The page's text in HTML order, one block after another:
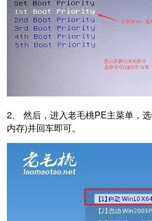
2、 然后，进入老毛桃PE主菜单，
内存)并回车即可。